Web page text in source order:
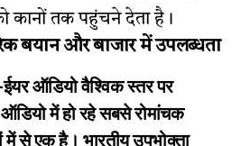
कानों तक पहुंचने देता है।
बयान और बाजार में उपलब्धता
ऑडियो वैश्विक स्तर पर
में हो रहे सबसे रोमांचक
में से एक है। भारतीय उपभोक्ता